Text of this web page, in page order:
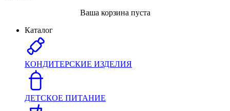
Ваша корзина пуста
Каталог
КОНДИТЕРСКИЕ ИЗДЕЛИЯ
ДЕТСКОЕ ПИТАНИЕ